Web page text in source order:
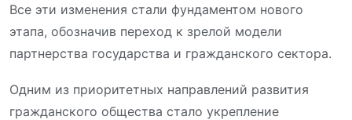
Все эти изменения стали фундаментом нового
этапа, обозначив переход к зрелой модели
партнерства государства и гражданского сектора.
Одним из приоритетных направлений развития
гражданского общества стало укрепление